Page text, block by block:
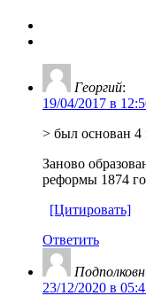
Георгий:
19/04/2017 в
> был основан 4
Заново
реформы 1874
[Цитировать]
Ответить
23/12/2020 в